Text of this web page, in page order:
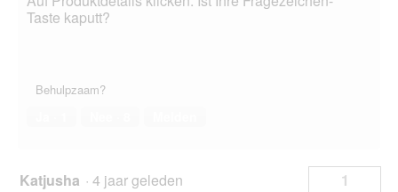
Taste kaputt?
Behulpzaam?
Katjusha · 4 jaar geleden
1